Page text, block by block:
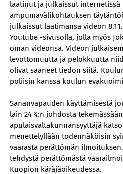
laatinut ja julkaissut internetissä
ampumavälikohtauksen
julkaissut laatimansa videon
Youtube -sivusolla, jolla myös
oman videonsa. Videon
levottomuutta ja pelokkuutta
olivat saaneet tiedon siitä.
poliisin kanssa koulun
Sananvapauden käyttämisestä
lain 24 §:n johdosta
apulaisvaltakunnansyyttäjä
menettelyllään todennäköisin
vaarasta perättömän
tehdystä perättömästä
Kuopion käräjäoikeudessa.